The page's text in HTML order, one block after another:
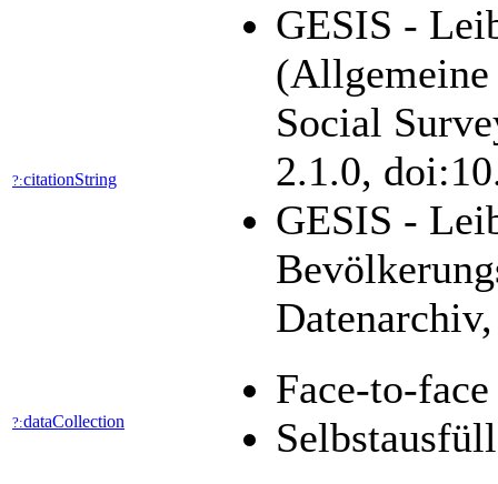
?:citationString
GESIS -
(Allgemeine
Social
2.1.0,
GESIS -
?:dataCollection
Face-to-